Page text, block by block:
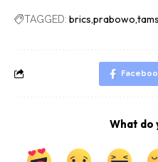
TAGGED: brics prabowo
What do